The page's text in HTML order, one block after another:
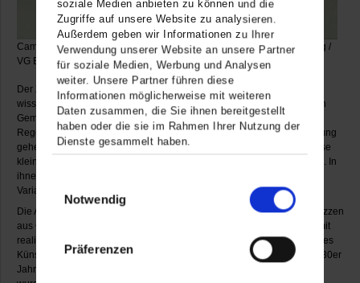
soziale Medien anbieten zu können und die
Zugriffe auf unsere Website zu analysieren.
Außerdem geben wir Informationen zu Ihrer
Verwendung unserer Website an unsere Partner
für soziale Medien, Werbung und Analysen
weiter. Unsere Partner führen diese
Informationen möglicherweise mit weiteren
Daten zusammen, die Sie ihnen bereitgestellt
haben oder die sie im Rahmen Ihrer Nutzung der
Dienste gesammelt haben.
Notwendig
Präferenzen
Camille Graeser, Astrale Konstruktion, 1943 © Camille Graeser-Stiftung /
VG Bild-Kunst, Bonn 2020
Der Zürcher Konkrete Camille Graeser favorisierte zeitlebens
wissenschaftliche Kompositionsmethoden. Seine konstruktiv-konkreten
Gemälde folgen analytischen
Regeln und rationalen Ordnungsprinzipien. Dem Prozess der Bildfindung
gehen stets zahlreiche Studien und Entwurfszeichnungen voraus. Diese
kleinformatigen Papierarbeiten begleiten Graesers gesamtes Schaffen. In
ihnen deklinierte er seine Bildthemen systematisch durch und erprobte
Variationen der Komposition und Farborganisation.
Die Ausstellung im Museum Ritter zeigte ausgewählte Studien und Skizzen
aus Graesers Zürcher Werkperiode (1937-80). Sie wurden im Dialog mit
realisierten Reliefs und Gemälden aus allen wichtigen Werkgruppen des
Künstlers präsentiert, beginnend mit frühen Reliefs aus den späten 1930er
Jahren bis hin zu den so genannten „Stäben“ aus den 1970ern. Damit